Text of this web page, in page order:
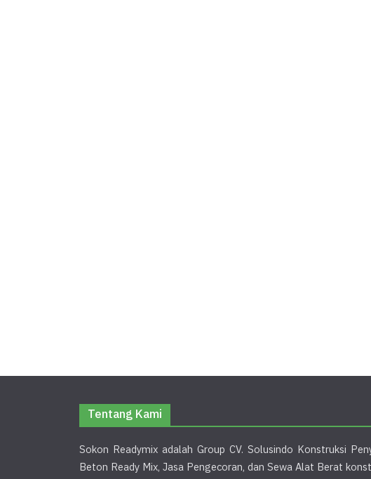
Tentang Kami
Sokon Readymix adalah Group CV. Solusindo Konstruksi
Beton Ready Mix, Jasa Pengecoran, dan Sewa Alat Berat